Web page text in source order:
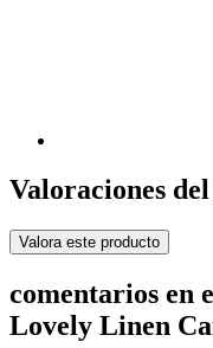
Valoraciones
Valora este producto
comentarios en
Lovely Linen